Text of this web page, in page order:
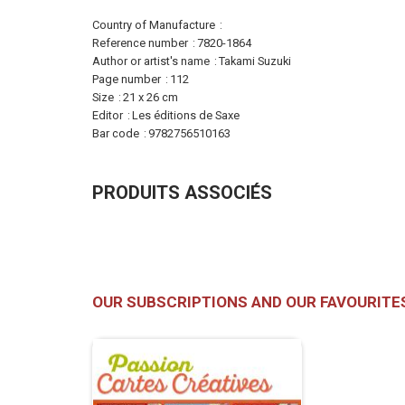
More
Information
Country of Manufacture
Reference number
7820-1864
Author or artist's name
Takami Suzuki
Page number
112
Size
21 x 26 cm
Editor
Les éditions de Saxe
Bar code
9782756510163
PRODUITS ASSOCIÉS
OUR SUBSCRIPTIONS AND OUR